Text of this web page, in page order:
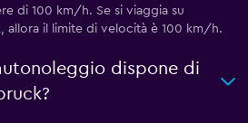
di 100 km/h. Se si viaggia su
allora il limite di velocità è 100 km/h.
dispone di